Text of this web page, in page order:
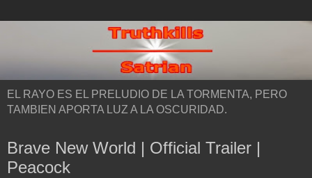
EL RAYO ES EL PRELUDIO DE LA TORMENTA, PERO
TAMBIEN APORTA LUZ A LA OSCURIDAD.
Brave New World | Official Trailer |
Peacock